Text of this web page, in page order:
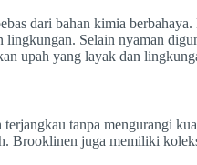
dari bahan kimia
Selain nyaman
upah yang layak dan
tanpa mengurangi
Brooklinen juga memiliki